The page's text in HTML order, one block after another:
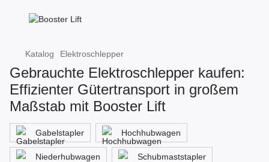
Katalog Elektroschlepper
Gebrauchte Elektroschlepper kaufen:
Effizienter Gütertransport in großem
Maßstab mit Booster Lift
Gabelstapler Hochhubwagen
Niederhubwagen Schubmaststapler